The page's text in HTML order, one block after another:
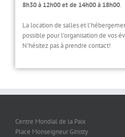
8h30 à 12h00 et de 14h00 à 18h00.
La location de salles et
possible pour l’organisation de vos
N’hésitez pas à prendre contact!
Centre Mondial de la Paix
Place Monseigneur Ginisty